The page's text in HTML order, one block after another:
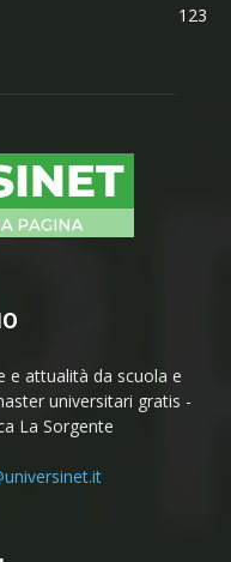
123
e attualità da scuola e
universitari gratis -
La Sorgente